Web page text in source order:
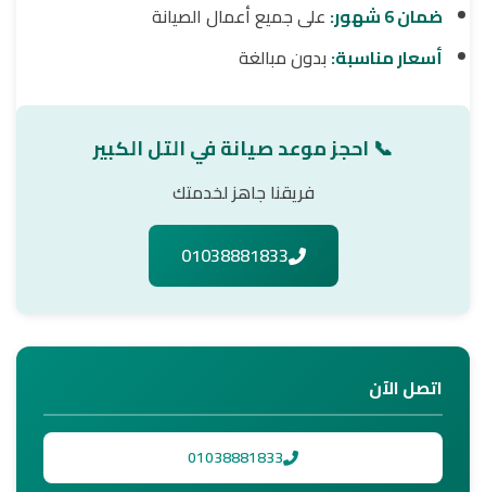
ضمان 6 شهور:
على جميع أعمال الصيانة
أسعار مناسبة: بدون مبالغة
📞 احجز موعد صيانة في التل الكبير
فريقنا جاهز لخدمتك
01038881833
اتصل الآن
01038881833